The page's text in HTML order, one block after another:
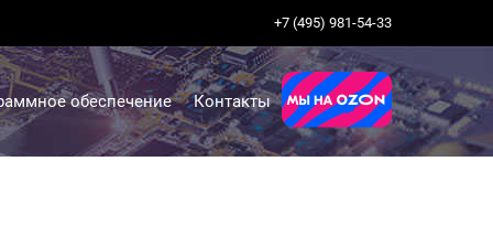
+7 (495) 981-54-33
обеспечение Контакты